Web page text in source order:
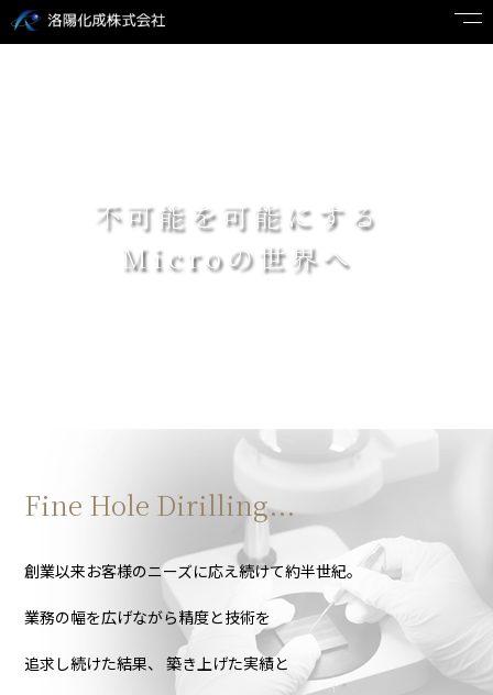
不可能を可能にする
Microの世界へ
Fine Hole Dirilling...
創業以来お客様のニーズに応え続けて約半世紀。
業務の幅を広げながら精度と技術を
追求し続けた結果、 築き上げた実績と